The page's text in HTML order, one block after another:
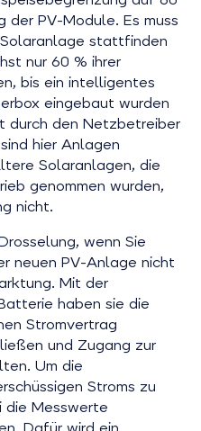
PV-Module. Es muss
stattfinden
nur 60 % ihrer
bis ein intelligentes
eingebaut wurden
durch den Netzbetreiber
hier Anlagen
Solaranlagen, die
genommen wurden,
nicht.
wenn Sie
neuen PV-Anlage nicht
Mit der
haben sie die
Stromvertrag
und Zugang zur
Um die
Stroms zu
die Messwerte